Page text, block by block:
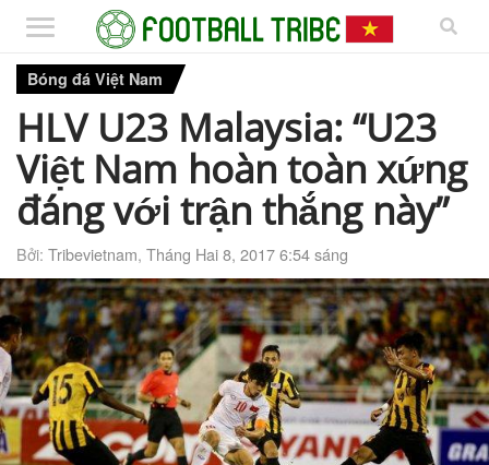
Bóng đá Việt Nam
HLV U23 Malaysia: “U23
Việt Nam hoàn toàn xứng
đáng với trận thắng này”
Bởi: Tribevietnam, Tháng Hai 8, 2017 6:54 sáng